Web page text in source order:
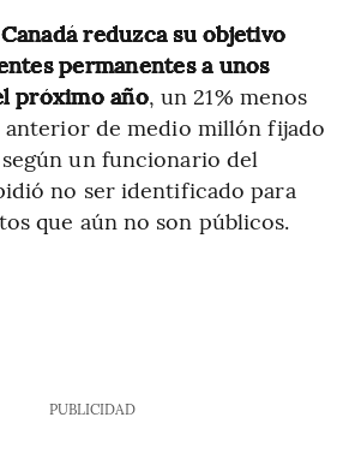
reduzca su objetivo
permanentes a unos
próximo año, un 21% menos
anterior de medio millón fijado
un funcionario del
no ser identificado para
que aún no son públicos.
PUBLICIDAD